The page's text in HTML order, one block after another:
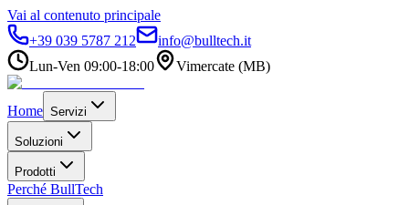
Vai al contenuto principale
+39 039 5787 212
info@bulltech.it
Lun-Ven 09:00-18:00
Vimercate (MB)
Home Servizi
Soluzioni
Prodotti
Perché BullTech